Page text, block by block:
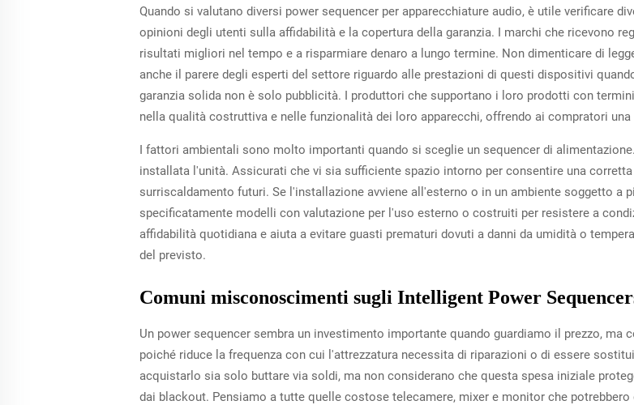
Quando si valutano diversi power sequencer per apparecchiature audio, è utile verificare
opinioni degli utenti sulla affidabilità e la copertura della garanzia. I marchi che ricevono
risultati migliori nel tempo e a risparmiare denaro a lungo termine. Non dimenticare di
anche il parere degli esperti del settore riguardo alle prestazioni di questi dispositivi
garanzia solida non è solo pubblicità. I produttori che supportano i loro prodotti con
nella qualità costruttiva e nelle funzionalità dei loro apparecchi, offrendo ai compratori
I fattori ambientali sono molto importanti quando si sceglie un sequencer di
installata l'unità. Assicurati che vi sia sufficiente spazio intorno per consentire una
surriscaldamento futuri. Se l'installazione avviene all'esterno o in un ambiente soggetto a
specificatamente modelli con valutazione per l'uso esterno o costruiti per resistere a
affidabilità quotidiana e aiuta a evitare guasti prematuri dovuti a danni da umidità o
del previsto.
Comuni misconoscimenti sugli Intelligent Power
Un power sequencer sembra un investimento importante quando guardiamo il prezzo, ma
poiché riduce la frequenza con cui l'attrezzatura necessita di riparazioni o di essere
acquistarlo sia solo buttare via soldi, ma non considerano che questa spesa iniziale
dai blackout. Pensiamo a tutte quelle costose telecamere, mixer e monitor che